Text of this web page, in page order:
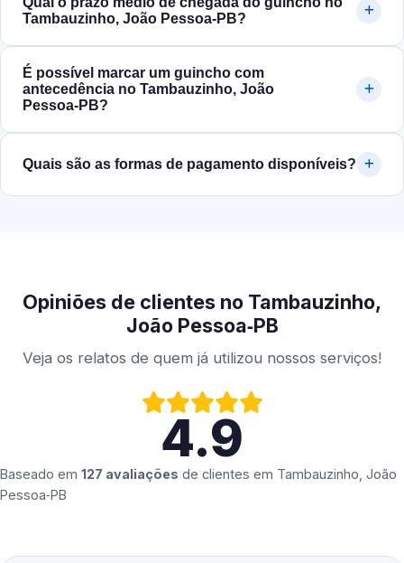
Tambauzinho, João Pessoa‑PB?
É possível marcar um guincho com
antecedência no Tambauzinho, João
Pessoa‑PB?
Quais são as formas de pagamento disponíveis?
Opiniões de clientes no Tambauzinho,
João Pessoa‑PB
Veja os relatos de quem já utilizou nossos serviços!
4.9
Baseado em 127 avaliações de clientes em Tambauzinho, João
Pessoa‑PB